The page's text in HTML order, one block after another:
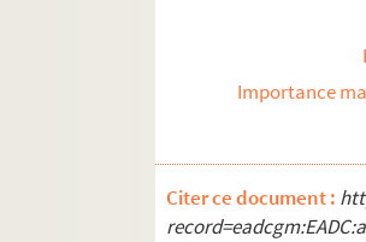
Importance
Citer ce document :